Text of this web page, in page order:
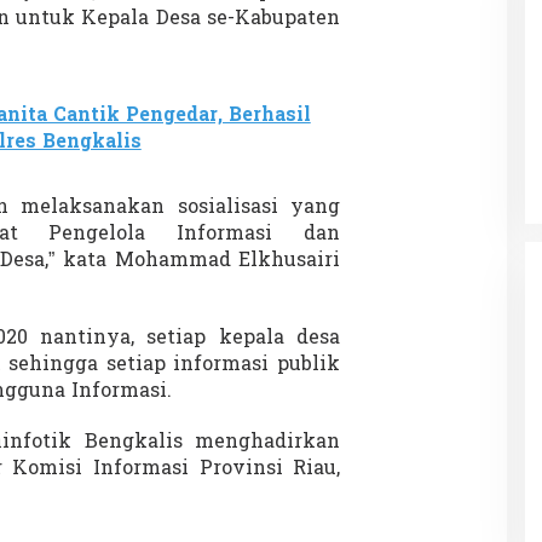
Kepala Desa se-Kabupaten
Cantik Pengedar, Berhasil
Bengkalis
melaksanakan sosialisasi yang
Pengelola Informasi dan
kata Mohammad Elkhusairi
nantinya, setiap kepala desa
sehingga setiap informasi publik
Informasi.
Bengkalis menghadirkan
Komisi Informasi Provinsi Riau,
Charlie Kirk di
Jarak Jauh
12 September 2025
Demonstrasi Gen-Z Guncang
Nepal, PM Mundur Mendadak